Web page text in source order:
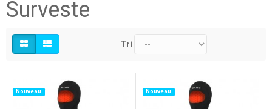
Surveste
Tri
Nouveau Nouveau